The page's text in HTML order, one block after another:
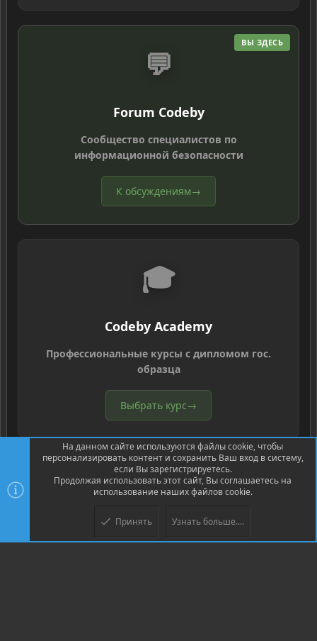
ВЫ ЗДЕСЬ
💬
Forum Codeby
Сообщество специалистов по
информационной безопасности
К обсуждениям→
🎓
Codeby Academy
Профессиональные курсы с дипломом гос.
образца
Выбрать курс→
Community platform by XenForo ® © 2010-2026 XenForo Ltd.
© Jason Axelrod of 8WAYRUN
На данном сайте используются файлы cookie, чтобы
персонализировать контент и сохранить Ваш вход в систему,
если Вы зарегистрируетесь.
Продолжая использовать этот сайт, Вы соглашаетесь на
использование наших файлов cookie.
Принять Узнать больше....